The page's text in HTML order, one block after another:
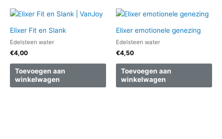
Elixer Fit en Slank
Edelsteen water
€4,00
Toevoegen aan
winkelwagen
Elixer emotionele genezing
Edelsteen water
€4,50
Toevoegen aan
winkelwagen